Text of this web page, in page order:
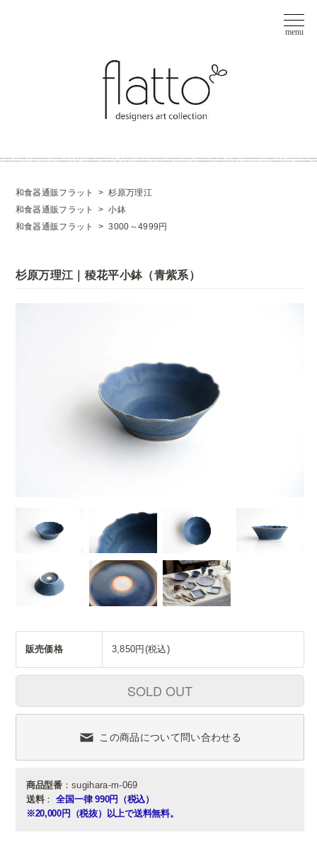
和食器通販フラット >杉原万理江
和食器通販フラット
>小鉢
和食器通販フラット
>3000～4999円
杉原万理江｜稜花平小鉢（青紫系）
販売価格 3,850円(税込)
SOLD OUT
この商品について問い合わせる
商品型番：sugihara-m-069
送料： 全国一律 990円（税込）
※20,000円（税抜）以上で送料無料。